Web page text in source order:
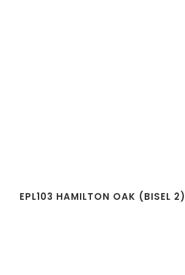
EPL103 HAMILTON OAK (BISEL 2)